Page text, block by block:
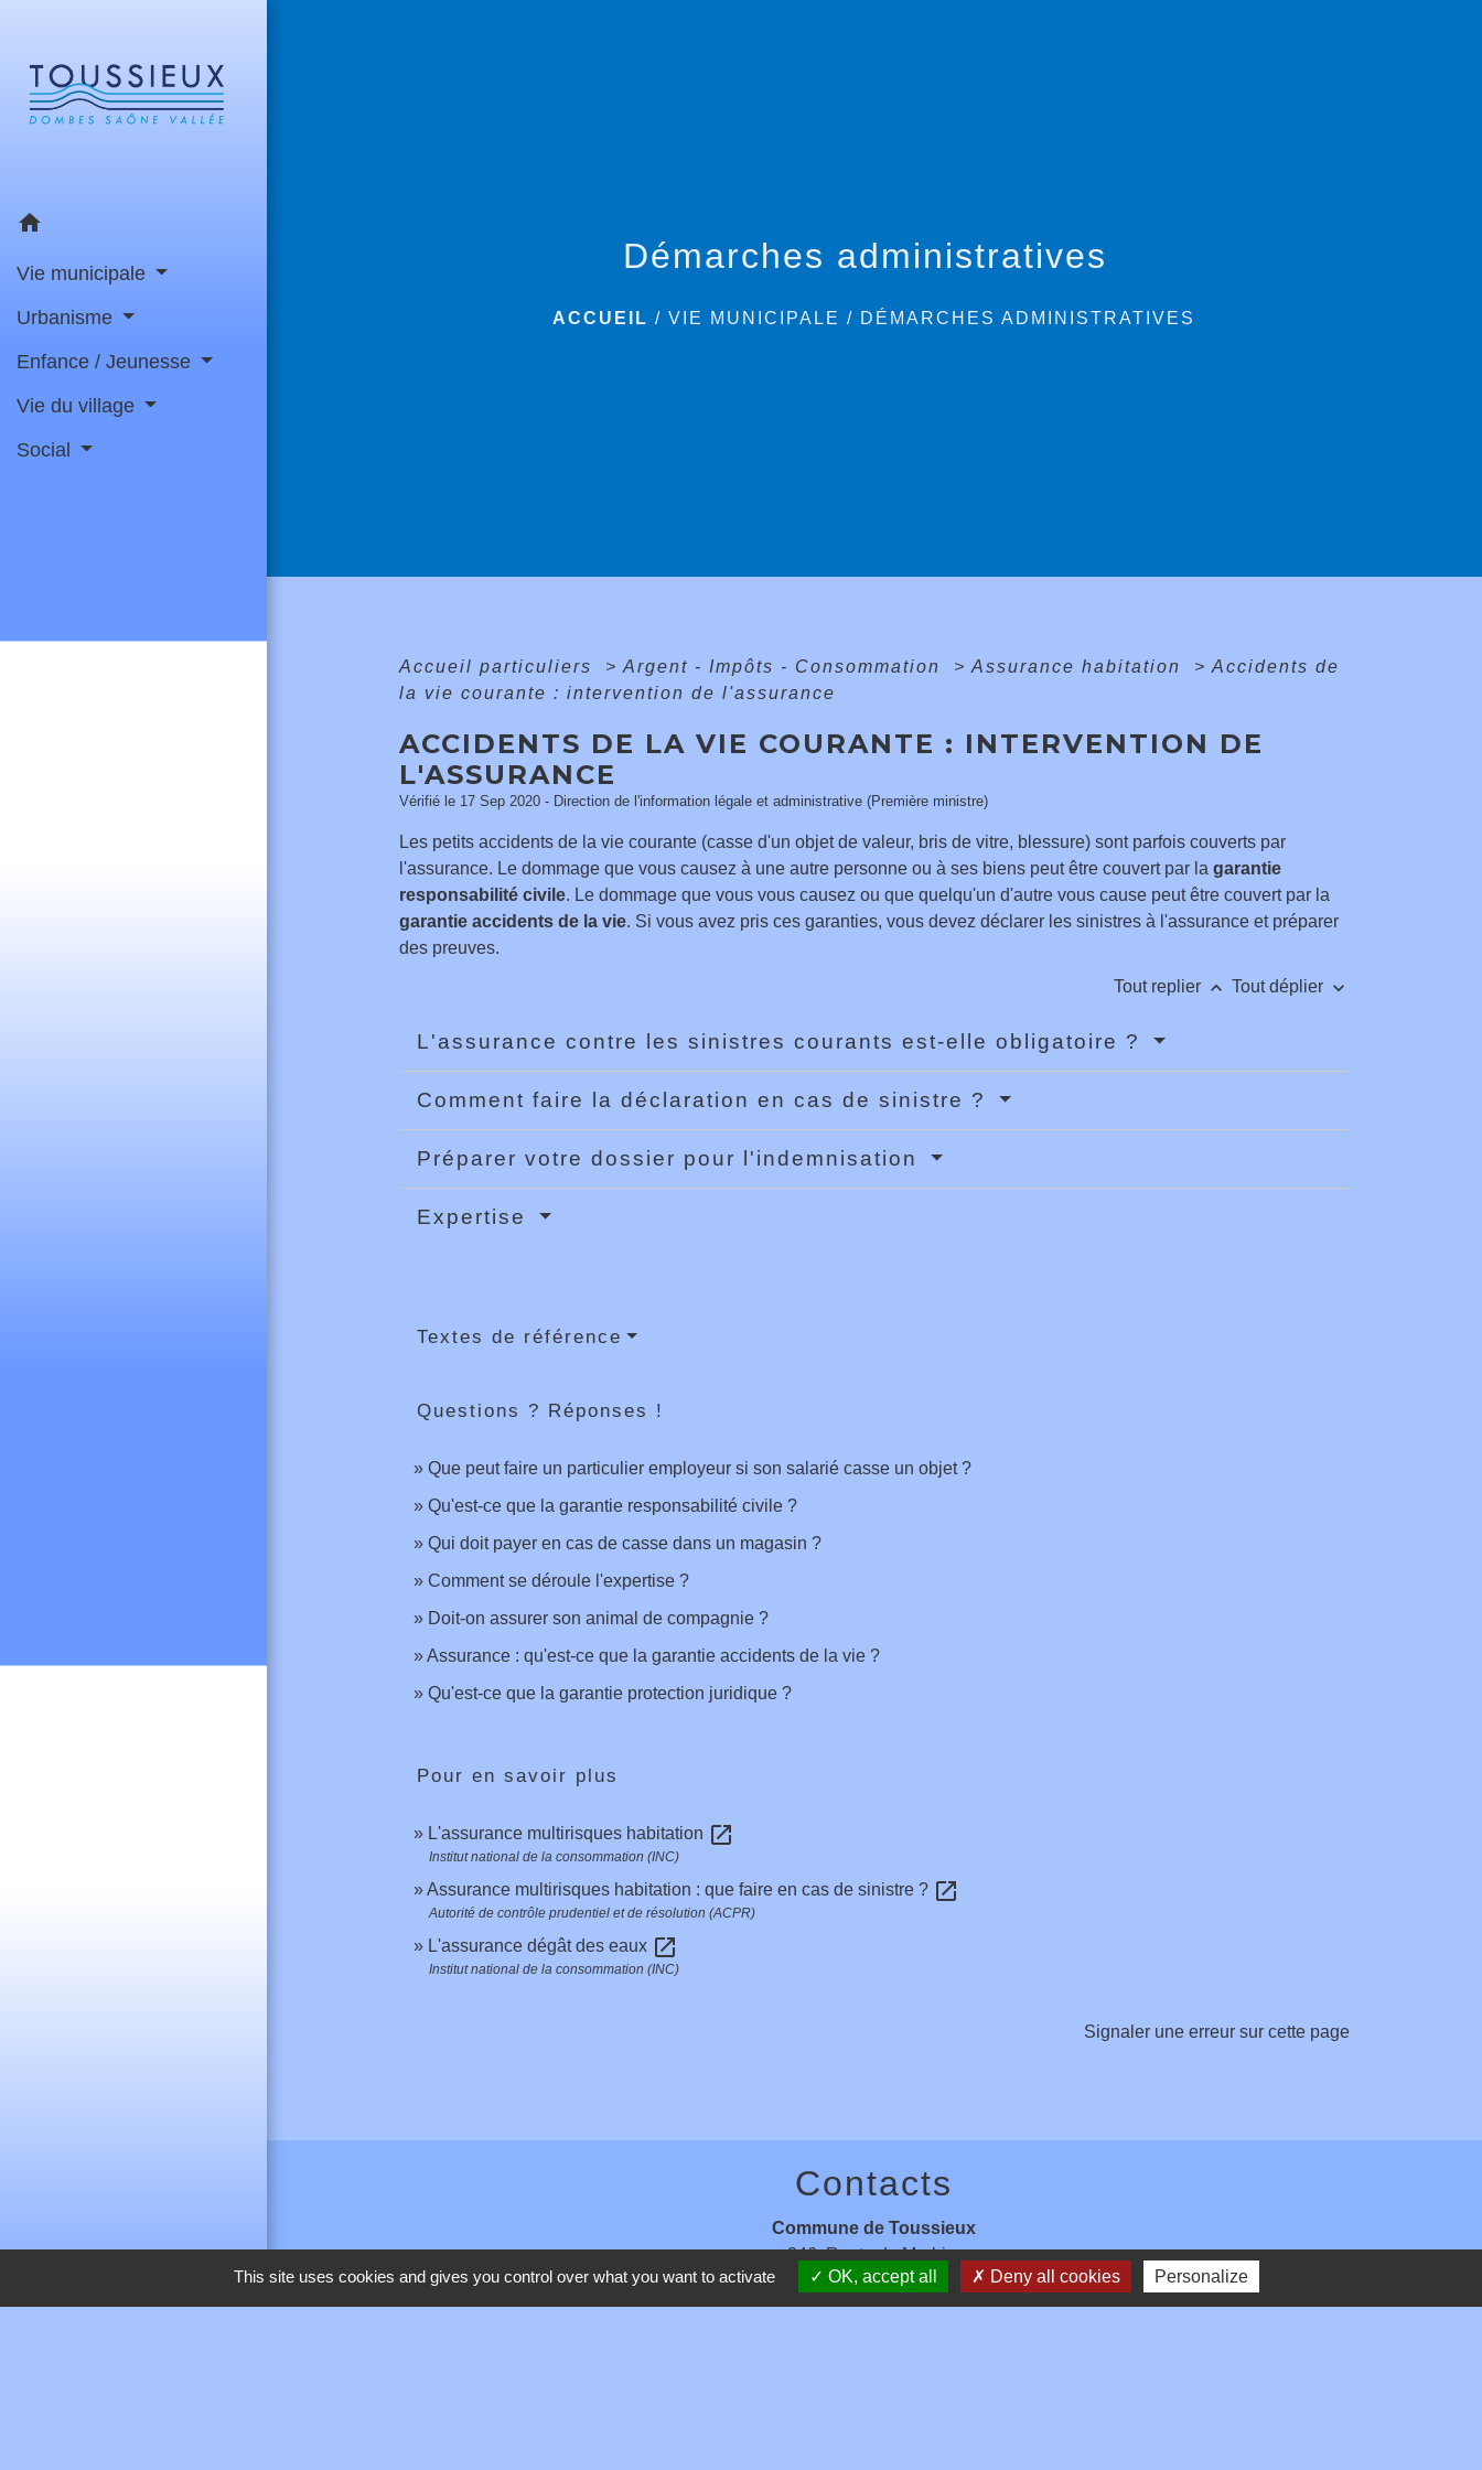
home
Vie municipale
Urbanisme
Enfance / Jeunesse
Vie du village
Social
Démarches administratives
ACCUEIL /VIE MUNICIPALE / DÉMARCHES ADMINISTRATIVES
Accueil particuliers > Argent - Impôts - Consommation > Assurance habitation > Accidents de
la vie courante : intervention de l'assurance
ACCIDENTS DE LA VIE COURANTE : INTERVENTION DE
L'ASSURANCE
Vérifié le 17 Sep 2020 - Direction de l'information légale et administrative (Première ministre)
Les petits accidents de la vie courante (casse d'un objet de valeur, bris de vitre, blessure) sont parfois couverts par
l'assurance. Le dommage que vous causez à une autre personne ou à ses biens peut être couvert par la garantie
responsabilité civile. Le dommage que vous vous causez ou que quelqu'un d'autre vous cause peut être couvert par la
garantie accidents de la vie. Si vous avez pris ces garanties, vous devez déclarer les sinistres à l'assurance et préparer
des preuves.
Tout replier keyboard_arrow_up Tout déplier keyboard_arrow_down
L'assurance contre les sinistres courants est-elle obligatoire ?
Comment faire la déclaration en cas de sinistre ?
Préparer votre dossier pour l'indemnisation
Expertise
Textes de référence
Questions ? Réponses !
Que peut faire un particulier employeur si son salarié casse un objet ?
Qu'est-ce que la garantie responsabilité civile ?
Qui doit payer en cas de casse dans un magasin ?
Comment se déroule l'expertise ?
Doit-on assurer son animal de compagnie ?
Assurance : qu'est-ce que la garantie accidents de la vie ?
Qu'est-ce que la garantie protection juridique ?
Pour en savoir plus
L'assurance multirisques habitation open_in_new
Institut national de la consommation (INC)
Assurance multirisques habitation : que faire en cas de sinistre ? open_in_new
Autorité de contrôle prudentiel et de résolution (ACPR)
L'assurance dégât des eaux open_in_new
Institut national de la consommation (INC)
Signaler une erreur sur cette page
Contacts
Commune de Toussieux
346, Route du Morbier
01600 Toussieux - FRANCE
+33 4 74 00 19 03
This site uses cookies and gives you control over what you want to activate OK, accept all Deny all cookies Personalize